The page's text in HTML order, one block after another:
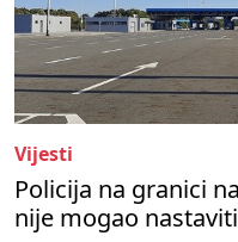
Vijesti
Policija na granici
nije mogao